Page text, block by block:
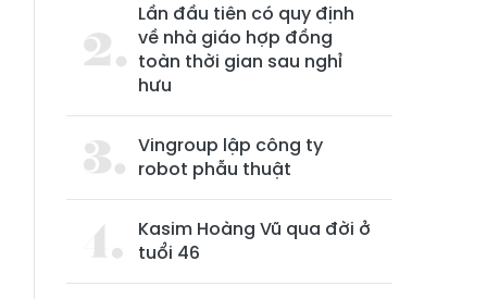
Lần đầu tiên có quy định
về nhà giáo hợp đồng
toàn thời gian sau nghỉ
hưu
Vingroup lập công ty
robot phẫu thuật
Kasim Hoàng Vũ qua đời ở
tuổi 46